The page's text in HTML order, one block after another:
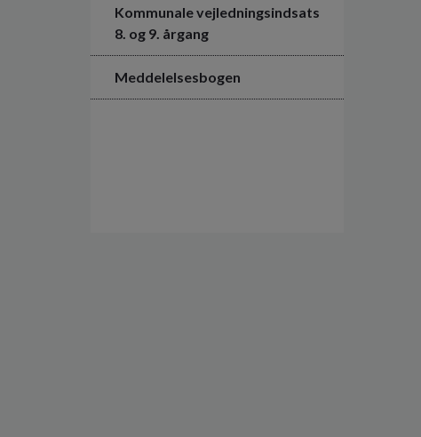
Kommunale vejledningsindsats
8. og 9. årgang
Meddelelsesbogen